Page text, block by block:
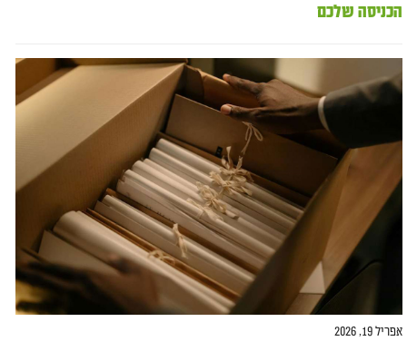
הכניסה שלכם
אפריל 19, 2026